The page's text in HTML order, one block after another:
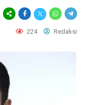
224 Redaksi